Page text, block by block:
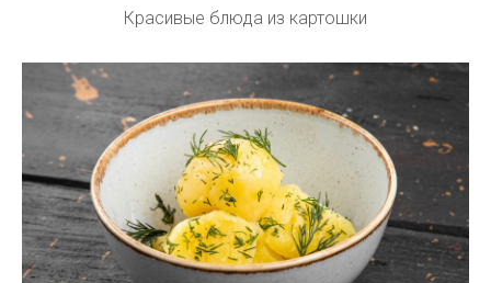
Красивые блюда из картошки